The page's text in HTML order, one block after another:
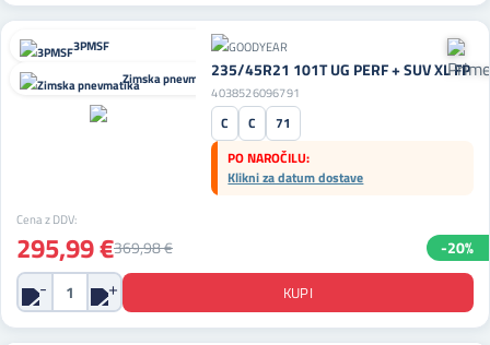
3PMSF
Zimska pnevmatika235/45R21 101T UG PERF + SUV XL FP
4038526096791
C C
71
PO NAROČILU:
Klikni za datum dostave
Cena z DDV:
295,99 €369,98 € -20%